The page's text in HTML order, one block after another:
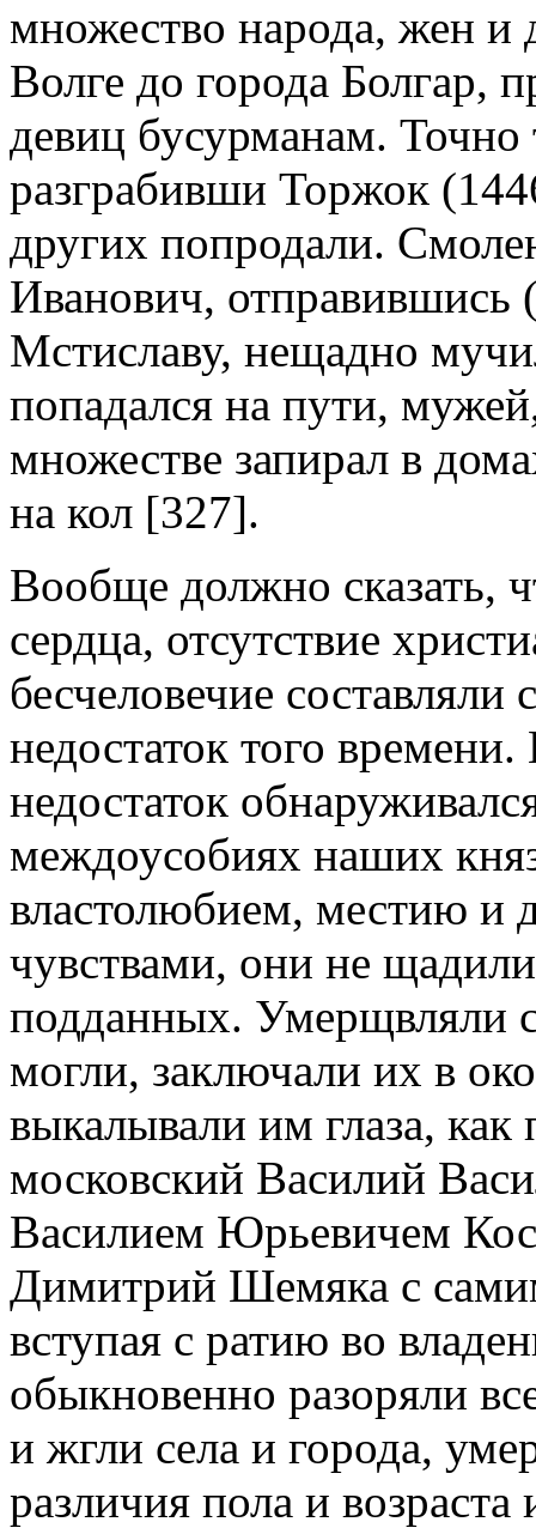
множество народа, жен и
Волге до города Болгар,
девиц бусурманам. Точно
разграбивши Торжок
других попродали.
Иванович, отправившись
Мстиславу, нещадно
попадался на пути,
множестве запирал в
на кол [327].
Вообще должно сказать,
сердца, отсутствие
бесчеловечие
недостаток того
недостаток
междоусобиях наших
властолюбием, местию и
чувствами, они не
подданных. Умерщвляли
могли, заключали их в
выкалывали им глаза, как
московский Василий
Василием Юрьевичем
Димитрий Шемяка с
вступая с ратию во
обыкновенно разоряли
и жгли села и города,
различия пола и